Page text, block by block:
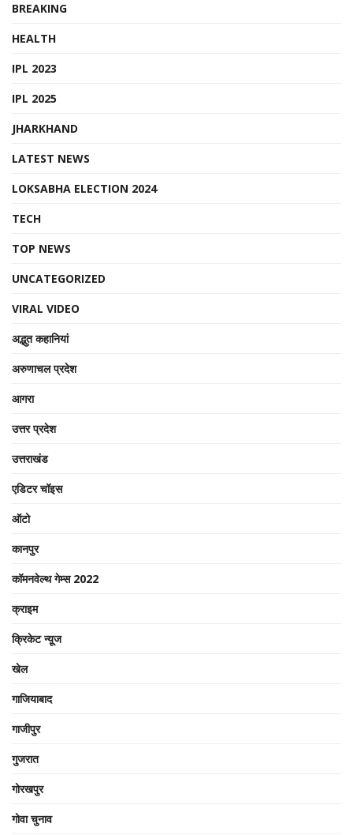
BREAKING
HEALTH
IPL 2023
IPL 2025
JHARKHAND
LATEST NEWS
LOKSABHA ELECTION 2024
TECH
TOP NEWS
UNCATEGORIZED
VIRAL VIDEO
अद्भुत कहानियां
अरुणाचल प्रदेश
आगरा
उत्तर प्रदेश
उत्तराखंड
एडिटर चॉइस
ऑटो
कानपुर
कॉमनवेल्थ गेम्स 2022
क्राइम
क्रिकेट न्यू़ज
खेल
गाजियाबाद
गाजीपुर
गुजरात
गोरखपुर
गोवा चुनाव